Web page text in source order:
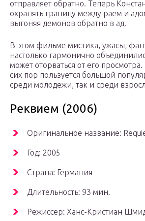
отправляет обратно. Теперь
охранять границу между раем и
выгоняя демонов обратно в ад.
В этом фильме мистика, ужасы,
настолько гармонично
может оторваться от его
сих пор пользуется большой
среди молодежи, так и среди
Реквием (2006)
Оригинальное название:
Год: 2005
Страна: Германия
Длительность: 93 мин.
Режиссер: Ханс-Кристиан